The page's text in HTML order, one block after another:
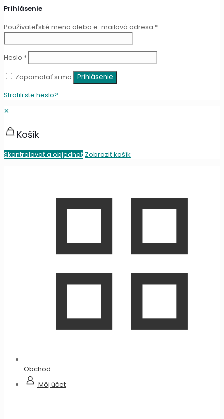
Prihlásenie
Používateľské meno alebo e-mailová adresa *
Heslo *
Zapamätať si ma
Prihlásenie
Stratili ste heslo?
✕
Košík
Skontrolovať a objednať Zobraziť košík
Obchod
Môj účet